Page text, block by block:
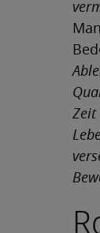
Zeit